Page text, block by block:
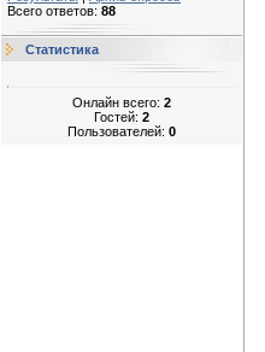
Всего ответов: 88
Статистика
Онлайн всего: 2
Гостей: 2
Пользователей: 0